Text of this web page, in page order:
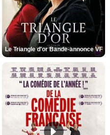
Le Triangle d'or Bande-annonce VF